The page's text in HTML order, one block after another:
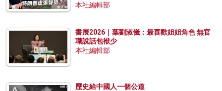
本社編輯部
書展2026｜葉劉淑儀：最喜歡姐姐角色 無官
職說話包袱少
本社編輯部
歷史給中國人一個公道